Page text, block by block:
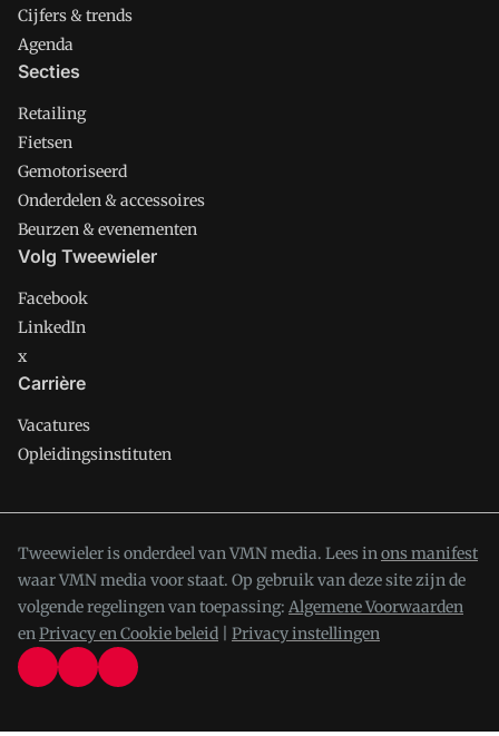
Cijfers & trends
Agenda
Secties
Retailing
Fietsen
Gemotoriseerd
Onderdelen & accessoires
Beurzen & evenementen
Volg Tweewieler
Facebook
LinkedIn
x
Carrière
Vacatures
Opleidingsinstituten
Tweewieler is onderdeel van VMN media. Lees inons manifest
waar VMN media voor staat. Op gebruik van deze site zijn de
volgende regelingen van toepassing: Algemene Voorwaarden
enPrivacy en Cookie beleid Privacy instellingen